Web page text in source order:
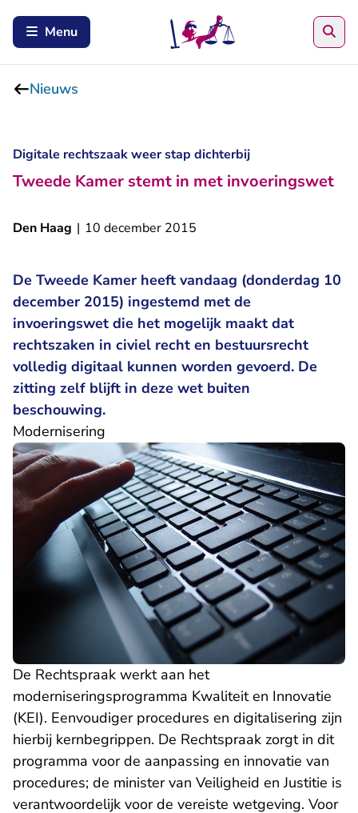
Menu
Nieuws
Digitale rechtszaak weer stap dichterbij
Tweede Kamer stemt in met invoeringswet
Den Haag | 10 december 2015
De Tweede Kamer heeft vandaag (donderdag 10
december 2015) ingestemd met de
invoeringswet die het mogelijk maakt dat
rechtszaken in civiel recht en bestuursrecht
volledig digitaal kunnen worden gevoerd. De
zitting zelf blijft in deze wet buiten
beschouwing.
Modernisering
De Rechtspraak werkt aan het
moderniseringsprogramma Kwaliteit en Innovatie
(KEI). Eenvoudiger procedures en digitalisering zijn
hierbij kernbegrippen. De Rechtspraak zorgt in dit
programma voor de aanpassing en innovatie van
procedures; de minister van Veiligheid en Justitie is
verantwoordelijk voor de vereiste wetgeving. Voor